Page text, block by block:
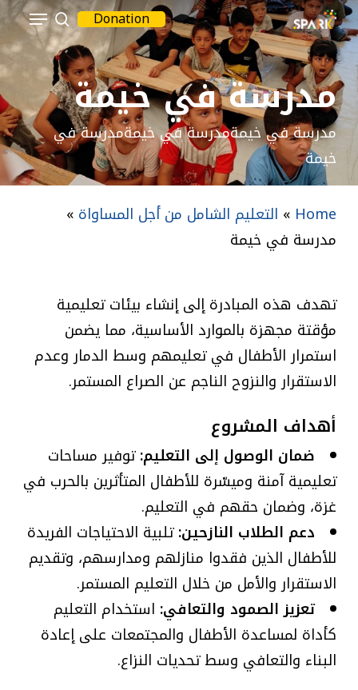
Skip
to
main
content
Donation
بحث
Menu
مدرسة في خيمة
مدرسة في خيمةمدرسة في خيمةمدرسة في
خيمة
Home
» التعليم الشامل من أجل المساواة »
مدرسة في خيمة
تهدف هذه المبادرة إلى إنشاء بيئات تعليمية
مؤقتة مجهزة بالموارد الأساسية، مما يضمن
استمرار الأطفال في تعليمهم وسط الدمار وعدم
الاستقرار والنزوح الناجم عن الصراع المستمر.
أهداف المشروع
ضمان الوصول إلى التعليم:توفير مساحات
تعليمية آمنة وميسّرة للأطفال المتأثرين بالحرب في
غزة، وضمان حقهم في التعليم.
دعم الطلاب النازحين:تلبية الاحتياجات الفريدة
للأطفال الذين فقدوا منازلهم ومدارسهم، وتقديم
الاستقرار والأمل من خلال التعليم المستمر.
تعزيز الصمود والتعافي: استخدام التعليم
كأداة لمساعدة الأطفال والمجتمعات على إعادة
البناء والتعافي وسط تحديات النزاع.
Close
Menu